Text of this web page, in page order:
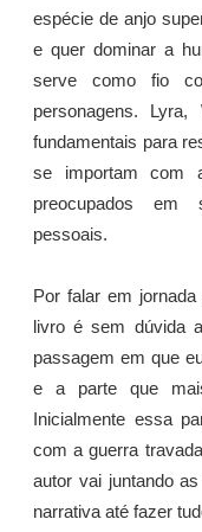
espécie de anjo
e quer dominar a
serve como fio
personagens.
fundamentais para
se importam com
preocupados em
pessoais.
Por falar em
livro é sem dúvida
passagem em que
e a parte que
Inicialmente essa
com a guerra
autor vai juntando
narrativa até fazer